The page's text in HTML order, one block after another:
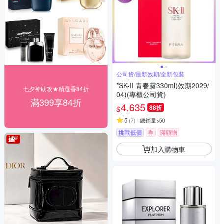
七夕神助攻★精選香84折
滿399享84折
公司貨/最新效期/全新包裝
*SK-II 青春露330ml(效期2029/
04)(專櫃公司貨)
$4,635 88折
5 (7) 總銷量>50
挑戰低價 券 滿額贈
加入購物車